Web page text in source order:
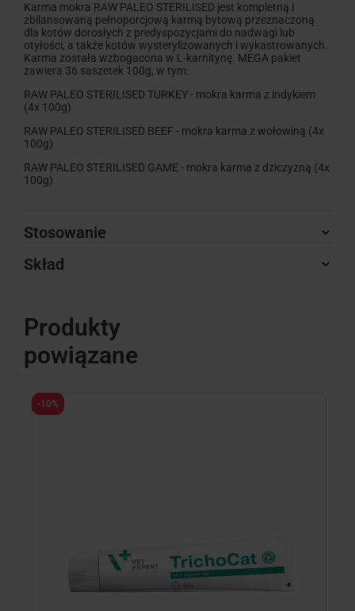
Karma mokra RAW PALEO STERILISED jest kompletną i
zbilansowaną pełnoporcjową karmą bytową przeznaczoną
dla kotów dorosłych z predyspozycjami do nadwagi lub
otyłości, a także kotów wysterylizowanych i wykastrowanych.
Karma została wzbogacona w L-karnitynę. MEGA pakiet
zawiera 36 saszetek 100g, w tym:
RAW PALEO STERILISED TURKEY - mokra karma z indykiem
(4x 100g)
RAW PALEO STERILISED BEEF - mokra karma z wołowiną (4x
100g)
RAW PALEO STERILISED GAME - mokra karma z dziczyzną (4x
100g)
Stosowanie
Skład
Produkty
powiązane
-10%